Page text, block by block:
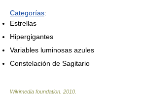
Categorías:
Estrellas
Hipergigantes
Variables luminosas azules
Constelación de Sagitario
Wikimedia foundation 2010